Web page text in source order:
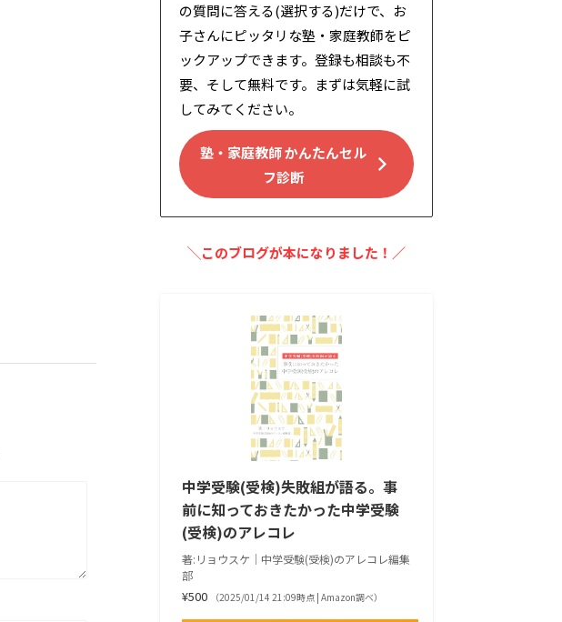
の質問に答える(選択する)だけで、お
子さんにピッタリな塾・家庭教師をピ
ックアップできます。登録も相談も不
要、そして無料です。まずは気軽に試
してみてください。
塾・家庭教師 かんたんセル
フ診断
╲このブログが本になりました！／
中学受験(受検)失敗組が語る。事
前に知っておきたかった中学受験
(受検)のアレコレ
著:リョウスケ｜中学受験(受検)のアレコレ編集
部
¥500 （2025/01/14 21:09時点 | Amazon調べ）